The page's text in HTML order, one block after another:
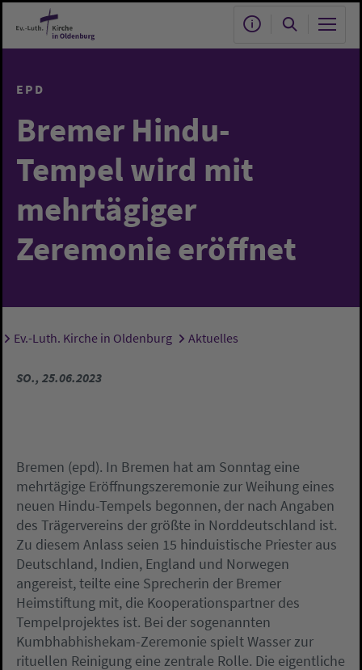
Zum Hauptinhalt springen
EPD
Bremer Hindu-
Tempel wird mit
mehrtägiger
Zeremonie eröffnet
Sie sind hier:
Ev.-Luth. Kirche in Oldenburg Aktuelles
SO., 25.06.2023
Bremen (epd). In Bremen hat am Sonntag eine
mehrtägige Eröffnungszeremonie zur Weihung eines
neuen Hindu-Tempels begonnen, der nach Angaben
des Trägervereins der größte in Norddeutschland ist.
Zu diesem Anlass seien 15 hinduistische Priester aus
Deutschland, Indien, England und Norwegen
angereist, teilte eine Sprecherin der Bremer
Heimstiftung mit, die Kooperationspartner des
Tempelprojektes ist. Bei der sogenannten
Kumbhabhishekam-Zeremonie spielt Wasser zur
rituellen Reinigung eine zentrale Rolle. Die eigentliche